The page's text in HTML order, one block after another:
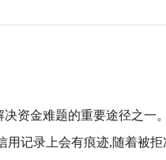
资金难题的重要途径之一
用记录上会有痕迹,随着被